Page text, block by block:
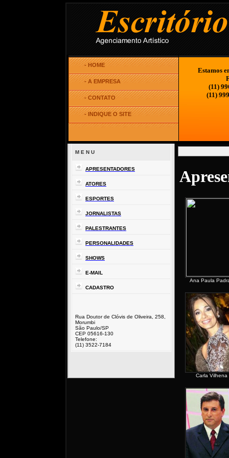
Estamos
(11)
(11)
M E N U
APRESENTADORES
ATORES
ESPORTES
JORNALISTAS
PALESTRANTES
PERSONALIDADES
SHOWS
E-MAIL
CADASTRO
Rua Doutor de Clóvis de Oliveira, 258,
Morumbi
São Paulo/SP
CEP 05616-130
Telefone:
(11) 3522-7184
Ana Paula
Carla Vilhena